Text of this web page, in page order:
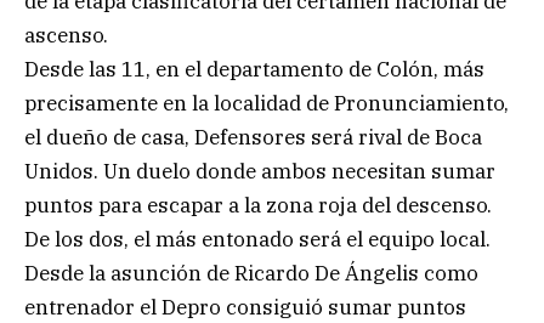
ascenso.
Desde las 11, en el departamento de Colón, más
precisamente en la localidad de Pronunciamiento,
el dueño de casa, Defensores será rival de Boca
Unidos. Un duelo donde ambos necesitan sumar
puntos para escapar a la zona roja del descenso.
De los dos, el más entonado será el equipo local.
Desde la asunción de Ricardo De Ángelis como
entrenador el Depro consiguió sumar puntos